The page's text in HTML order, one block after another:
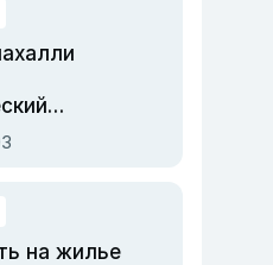
на жилье